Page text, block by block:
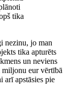
tika
nezinu, jo man
tika apturēts
un neviens
miljonu eur vērtībā
arī apstāsies pie